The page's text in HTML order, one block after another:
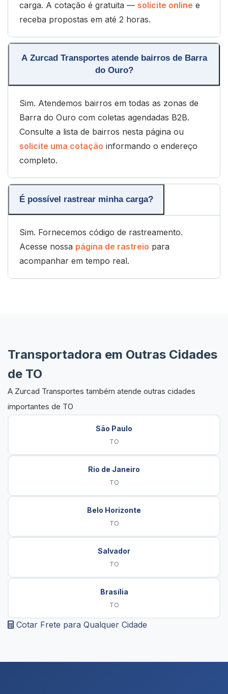
carga. A cotação é gratuita — solicite online e
receba propostas em até 2 horas.
A Zurcad Transportes atende bairros de Barra
do Ouro?
Sim. Atendemos bairros em todas as zonas de
Barra do Ouro com coletas agendadas B2B.
Consulte a lista de bairros nesta página ou
solicite uma cotação informando o endereço
completo.
É possível rastrear minha carga?
Sim. Fornecemos código de rastreamento.
Acesse nossa página de rastreio para
acompanhar em tempo real.
Transportadora em Outras Cidades
de TO
A Zurcad Transportes também atende outras cidades
importantes de TO
São Paulo
TO
Rio de Janeiro
TO
Belo Horizonte
TO
Salvador
TO
Brasília
TO
Cotar Frete para Qualquer Cidade